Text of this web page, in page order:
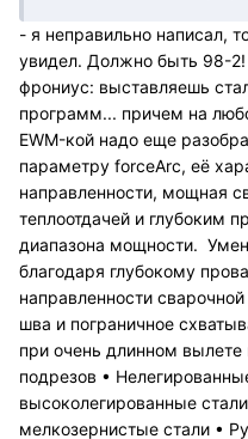
- я неправильно написал,
увидел. Должно быть 98-
фрониус: выставляешь
программ... причем на
EWM-кой надо еще
параметру forceArc, её
направленности, мощная
теплоотдачей и глубоким
диапазона мощности.
благодаря глубокому
направленности
шва и пограничное
при очень длинном
подрезов •
высоколегированные
мелкозернистые стали •